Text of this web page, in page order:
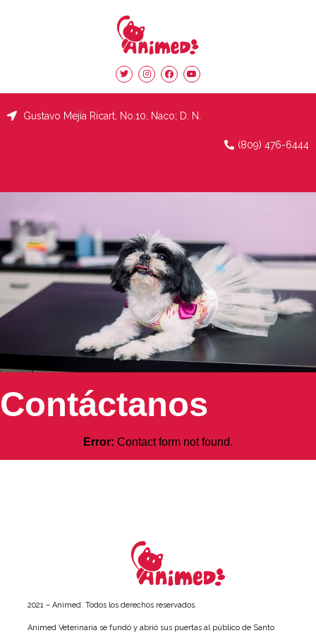
Gustavo Mejía Ricart, No.10, Naco; D. N
(809) 476-6444
Contáctanos
Error: Contact form not found.
2021 – Animed. Todos los derechos reservados.
Animed Veterinaria se fundó y abrió sus puertas al público de Santo